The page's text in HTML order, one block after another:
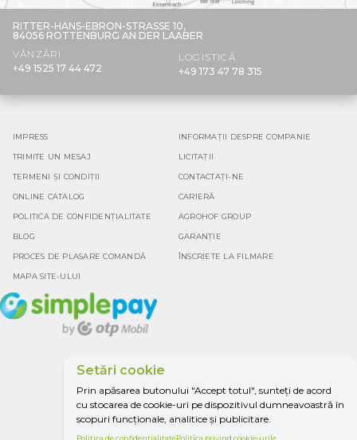
RITTER-HANS-EBRON-STRASSE 10,
84056 ROTTENBURG AN DER LAABER
VÂNZĂRI
+49 1525 17 44 472
LOGISTICĂ
+49 173 47 78 315
IMPRESS INFORMAȚII DESPRE COMPANIE
TRIMITE UN MESAJ LICITAȚII
TERMENI ȘI CONDIȚII CONTACTAȚI-NE
ONLINE CATALOG CARIERĂ
POLITICA DE CONFIDENȚIALITATE AGROHOF GROUP
BLOG GARANȚIE
PROCES DE PLASARE COMANDĂ ÎNSCRIETE LA FILMARE
MAPA SITE-ULUI
4.5
Setări cookie
Prin apăsarea butonului "Accept totul", sunteți de acord
cu stocarea de cookie-uri pe dispozitivul dumneavoastră în
scopuri funcționale, analitice și publicitare.
Politica de confidențialitatePolitica privind cookie-urile